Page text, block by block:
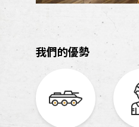
我們的優勢